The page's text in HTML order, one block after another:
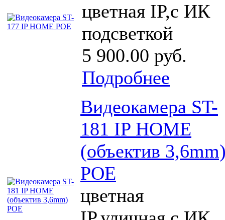
цветная IP,с ИК
подсветкой
5 900.00 руб.
Подробнее
Видеокамера ST-
181 IP HOME
(объектив
POE
цветная